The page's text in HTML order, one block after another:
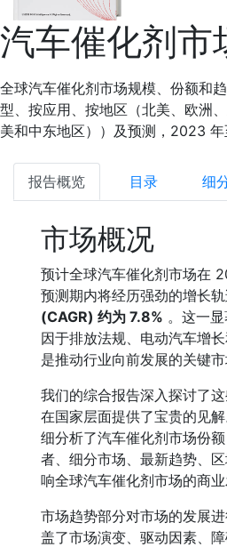
汽车催化剂市
全球汽车催化剂市场规模、份额和
型、按应用、按地区（北美、欧洲
美和中东地区））及预测，2023
报告概览 目录 细
市场概况
预计全球汽车催化剂市场在
预测期内将经历强劲的增长轨
(CAGR) 约为 7.8% 。这一
因于排放法规、电动汽车增
是推动行业向前发展的关键市
我们的综合报告深入探讨了
在国家层面提供了宝贵的见
细分析了汽车催化剂市场份
者、细分市场、最新趋势、
响全球汽车催化剂市场的商业
市场趋势部分对市场的发展
盖了市场演变、驱动因素、